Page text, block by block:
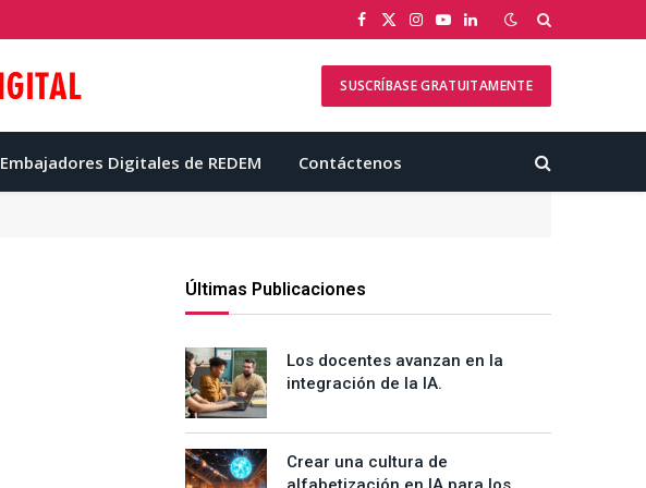
Facebook
X
Instagram
YouTube
LinkedIn
SUSCRÍBASE GRATUITAMENTE
Embajadores Digitales de REDEM Contáctenos
Últimas Publicaciones
Los docentes avanzan en la
integración de la IA.
Crear una cultura de